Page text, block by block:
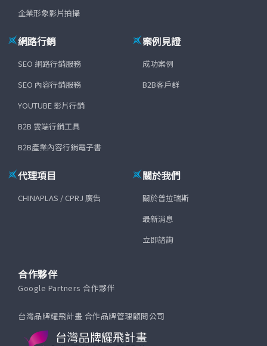
企業形象影片拍攝
網路行銷
SEO 網路行銷服務
SEO 內容行銷服務
YOUTUBE 影片行銷
B2B 雲端行銷工具
B2B產業內容行銷電子書
案例見證
成功案例
B2B客戶群
代理項目
CHINAPLAS / CPRJ 廣告
關於我們
關於普拉瑞斯
最新消息
立即諮詢
合作夥伴
Google Partners 合作夥伴
台灣品牌耀飛計畫 合作品牌管理顧問公司